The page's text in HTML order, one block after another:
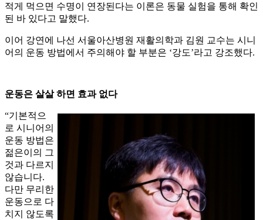
적게 먹으면 수명이 연장된다는 이론은 동물 실험을 통해 확인
된 바 있다고 말했다.
이어 강연에 나선 서울아산병원 재활의학과 김원 교수는 시니
어의 운동 방법에서 주의해야 할 부분은 ‘강도’라고 강조했다.
운동은 살살 하면 효과 없다
“기본적으
로 시니어의
운동 방법은
젊은이의 그
것과 다르지
않습니다.
다만 무리한
운동으로 다
치지 않도록